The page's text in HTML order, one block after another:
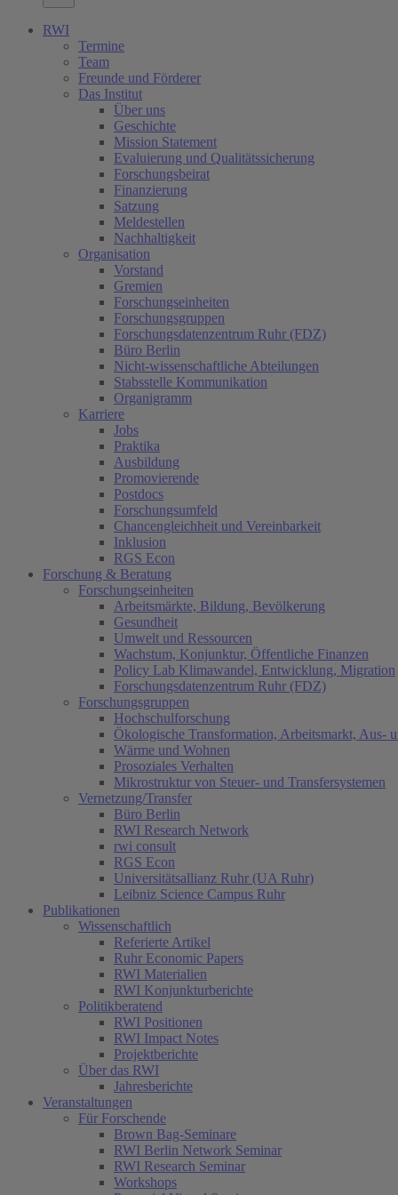
RWI
Termine
Team
Freunde und Förderer
Das Institut
Über uns
Geschichte
Mission Statement
Evaluierung und Qualitätssicherung
Forschungsbeirat
Finanzierung
Satzung
Meldestellen
Nachhaltigkeit
Organisation
Vorstand
Gremien
Forschungseinheiten
Forschungsgruppen
Forschungsdatenzentrum Ruhr (FDZ)
Büro Berlin
Nicht-wissenschaftliche Abteilungen
Stabsstelle Kommunikation
Organigramm
Karriere
Jobs
Praktika
Ausbildung
Promovierende
Postdocs
Forschungsumfeld
Chancengleichheit und Vereinbarkeit
Inklusion
RGS Econ
Forschung & Beratung
Forschungseinheiten
Arbeitsmärkte, Bildung, Bevölkerung
Gesundheit
Umwelt und Ressourcen
Wachstum, Konjunktur, Öffentliche Finanzen
Policy Lab Klimawandel, Entwicklung, Migration
Forschungsdatenzentrum Ruhr (FDZ)
Forschungsgruppen
Hochschulforschung
Ökologische Transformation, Arbeitsmarkt, Aus-
Wärme und Wohnen
Prosoziales Verhalten
Mikrostruktur von Steuer- und Transfersystemen
Vernetzung/Transfer
Büro Berlin
RWI Research Network
rwi consult
RGS Econ
Universitätsallianz Ruhr (UA Ruhr)
Leibniz Science Campus Ruhr
Publikationen
Wissenschaftlich
Referierte Artikel
Ruhr Economic Papers
RWI Materialien
RWI Konjunkturberichte
Politikberatend
RWI Positionen
RWI Impact Notes
Projektberichte
Über das RWI
Jahresberichte
Veranstaltungen
Für Forschende
Brown Bag-Seminare
RWI Berlin Network Seminar
RWI Research Seminar
Workshops